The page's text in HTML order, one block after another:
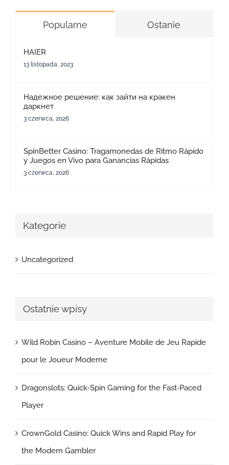
Popularne Ostanie
HAIER
13 listopada, 2023
Надежное решение: как зайти на кракен
даркнет
3 czerwca, 2026
SpinBetter Casino: Tragamonedas de Ritmo Rápido
y Juegos en Vivo para Ganancias Rápidas
3 czerwca, 2026
Kategorie
Uncategorized
Ostatnie wpisy
Wild Robin Casino – Aventure Mobile de Jeu Rapide
pour le Joueur Moderne
Dragonslots: Quick‑Spin Gaming for the Fast‑Paced
Player
CrownGold Casino: Quick Wins and Rapid Play for
the Modern Gambler